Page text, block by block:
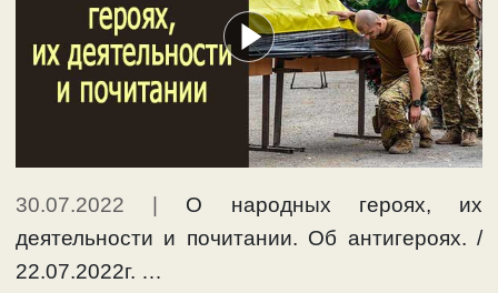
30.07.2022 | О народных героях, их
деятельности и почитании. Об антигероях. /
22.07.2022г. …